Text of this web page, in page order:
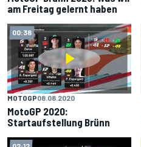
am Freitag gelernt haben
00:38
MOTOGP08.08.2020
MotoGP 2020:
Startaufstellung Brünn